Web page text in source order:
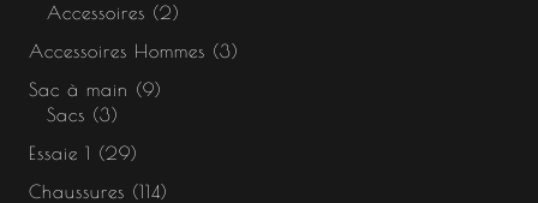
Accessoires
2
Accessoires Hommes
3
Sac à main
9
Sacs
3
Essaie 1
29
Chaussures
114